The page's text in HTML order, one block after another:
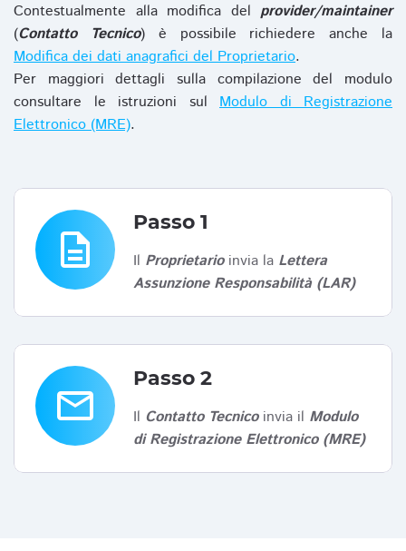
Contestualmente alla modifica del provider/maintainer
(Contatto Tecnico) è possibile richiedere anche la
Modifica dei dati anagrafici del Proprietario.
Per maggiori dettagli sulla compilazione del modulo
consultare le istruzioni sul Modulo di Registrazione
Elettronico (MRE).
description
Passo 1
Il Proprietarioinvia la Lettera
Assunzione Responsabilità (LAR)
email
Passo 2
Il Contatto Tecnicoinvia il Modulo
di Registrazione Elettronico (MRE)